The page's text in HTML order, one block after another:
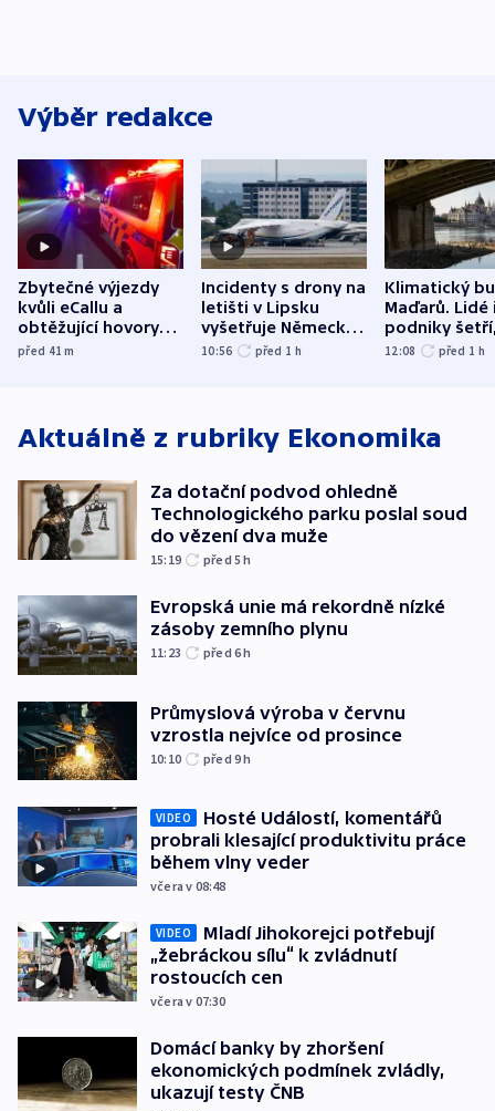
Výběr redakce
Zbytečné výjezdy
kvůli eCallu a
obtěžující hovory
zdržují záchranáře
před 41m
Incidenty s drony na
letišti v Lipsku
vyšetřuje Německo
jako úmyslný pokus
10:56 před 1 h
Klimatický
Maďarů. Lidé
podniky
omezuje se
12:08 před 1 h
Aktuálně z rubriky Ekonomika
Za dotační podvod ohledně
Technologického parku poslal soud
do vězení dva muže
15:19 před 5h
Evropská unie má rekordně nízké
zásoby zemního plynu
11:23 před 6h
Průmyslová výroba v červnu
vzrostla nejvíce od prosince
10:10 před 9h
VIDEO
Hosté Událostí, komentářů
probrali klesající produktivitu práce
během vlny veder
včera v 08:48
VIDEO
Mladí Jihokorejci potřebují
„žebráckou sílu“ k zvládnutí
rostoucích cen
včera v 07:30
Domácí banky by zhoršení
ekonomických podmínek zvládly,
ukazují testy ČNB